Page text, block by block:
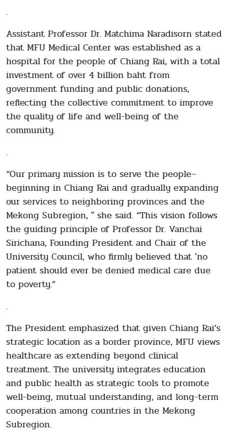
.
Assistant Professor Dr. Matchima Naradisorn stated
that MFU Medical Center was established as a
hospital for the people of Chiang Rai, with a total
investment of over 4 billion baht from
government funding and public donations,
reflecting the collective commitment to improve
the quality of life and well-being of the
community.
.
“Our primary mission is to serve the people–
beginning in Chiang Rai and gradually expanding
our services to neighboring provinces and the
Mekong Subregion, " she said. “This vision follows
the guiding principle of Professor Dr. Vanchai
Sirichana, Founding President and Chair of the
University Council, who firmly believed that 'no
patient should ever be denied medical care due
to poverty.”
.
The President emphasized that given Chiang Rai’s
strategic location as a border province, MFU views
healthcare as extending beyond clinical
treatment. The university integrates education
and public health as strategic tools to promote
well-being, mutual understanding, and long-term
cooperation among countries in the Mekong
Subregion.